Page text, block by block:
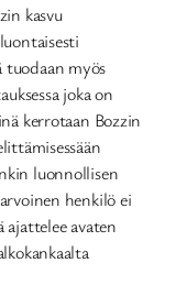
kasvu
tuodaan myös
joka on
kerrotaan Bozzin
luonnollisen
henkilö ei
ajattelee avaten